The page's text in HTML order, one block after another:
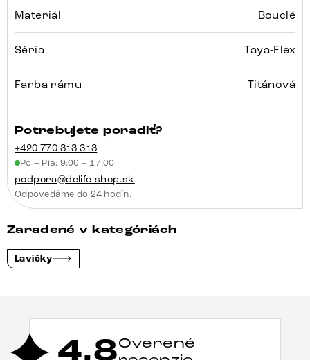
Materiál Bouclé
Séria Taya-Flex
Farba rámu Titánová
Potrebujete poradiť?
+420 770 313 313
Po – Pia: 9:00 – 17:00
podpora@delife-shop.sk
Odpovedáme do 24 hodín.
Zaradené v kategóriách
Lavičky
4,8Overené